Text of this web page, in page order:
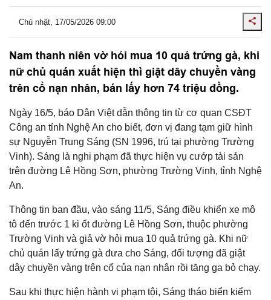
Chủ nhật, 17/05/2026 09:00
Nam thanh niên vờ hỏi mua 10 quả trứng gà, khi
nữ chủ quán xuất hiện thì giật dây chuyền vàng
trên cổ nạn nhân, bán lấy hơn 74 triệu đồng.
Ngày 16/5, báo Dân Việt dẫn thông tin từ cơ quan CSĐT
Công an tỉnh Nghệ An cho biết, đơn vị đang tạm giữ hình
sự Nguyễn Trung Sáng (SN 1996, trú tại phường Trường
Vinh). Sáng là nghi phạm đã thực hiện vụ cướp tài sản
trên đường Lê Hồng Sơn, phường Trường Vinh, tỉnh Nghệ
An.
Thông tin ban đầu, vào sáng 11/5, Sáng điều khiển xe mô
tô đến trước 1 ki ốt đường Lê Hồng Sơn, thuộc phường
Trường Vinh và giả vờ hỏi mua 10 quả trứng gà. Khi nữ
chủ quán lấy trứng gà đưa cho Sáng, đối tượng đã giật
dây chuyền vàng trên cổ của nạn nhân rồi tăng ga bỏ chạy.
Sau khi thực hiện hành vi phạm tội, Sáng tháo biển kiểm